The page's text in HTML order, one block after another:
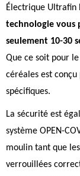
Électrique Ultrafin
technologie vous
seulement 10-30
Que ce soit pour
céréales est
spécifiques.
La sécurité est
système OPEN-
moulin tant que
verrouillées